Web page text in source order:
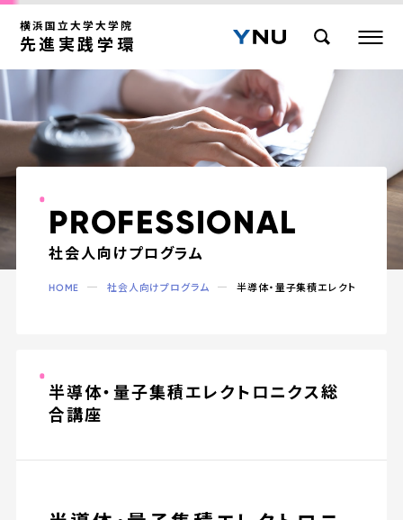
横浜国立大学大学院
先進実践学環
PROFESSIONAL
社会人向けプログラム
HOME 社会人向けプログラム 半導体・量子集積エレクトロニクス
半導体・量子集積エレクトロニクス総
合講座